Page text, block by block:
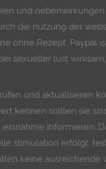
und
die nutzung der
ohne Rezept. Paypal
sexueller lust
und aktualisieren
kennen sollten sie
informieren.
stimulation erfolgt,
keine ausreichende